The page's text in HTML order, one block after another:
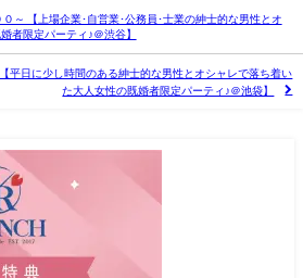
～ 【上場企業･自営業･公務員･士業の紳士的な男性とオ
者限定パーティ♪＠渋谷】
平日に少し時間のある紳士的な男性とオシャレで落ち着い
た大人女性の既婚者限定パーティ♪＠池袋】